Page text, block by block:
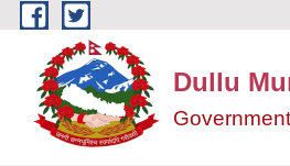
Skip to main content
Dullu